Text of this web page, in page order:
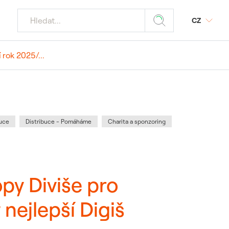
rok 2025/...
akcí
a
CZ
Distribuce - Pomáháme Charita a sponzoring
Diviše pro
Digiš